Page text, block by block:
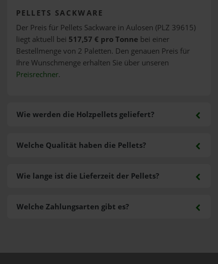
PELLETS SACKWARE
Der Preis für Pellets Sackware in Aulosen (PLZ 39615)
liegt aktuell bei 517,57 € pro Tonne bei einer
Bestellmenge von 2 Paletten. Den genauen Preis für
Ihre Wunschmenge erhalten Sie über unseren
Preisrechner.
Wie werden die Holzpellets geliefert?
Welche Zahlungsarten gibt es?
Welche Qualität haben die Pellets?
Wie lange ist die Lieferzeit der Pellets?